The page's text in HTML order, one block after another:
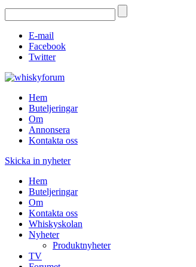
E-mail
Facebook
Twitter
Hem
Buteljeringar
Om
Annonsera
Kontakta oss
Skicka in nyheter
Hem
Buteljeringar
Om
Kontakta oss
Whiskyskolan
Nyheter
Produktnyheter
TV